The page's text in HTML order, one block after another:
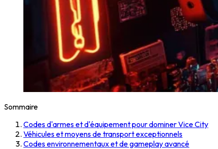
Sommaire
Codes d'armes et d'équipement pour dominer Vice City
Véhicules et moyens de transport exceptionnels
Codes environnementaux et de gameplay avancé